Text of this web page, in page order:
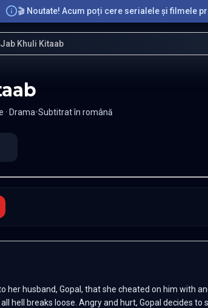
🎬 Noutate! Acum poți cere serialele și filmele
Jab Khuli Kitaab
· Drama•Subtitrat în română
her husband, Gopal, that she cheated on him with
hell breaks loose. Angry and hurt, Gopal decides to